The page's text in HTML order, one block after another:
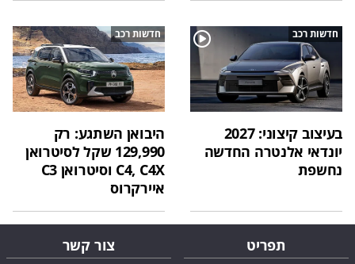
חדשות רכב
בעיצוב קיצוני: 2027
יונדאי אלנטרה החדשה
נחשפת
חדשות רכב
היבואן השתגע: רק
129,990 שקל לסיטרואן
C4, C4X וסיטרואן C3
איירקרוס
תפריט צור קשר